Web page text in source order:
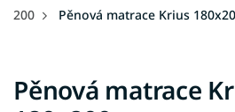
200
Pěnová matrace Krius
Pěnová matrace